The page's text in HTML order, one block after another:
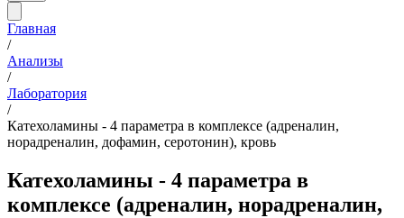
Главная
/
Анализы
/
Лаборатория
/
Катехоламины - 4 параметра в комплексе (адреналин,
норадреналин, дофамин, серотонин), кровь
Катехоламины - 4 параметра в
комплексе (адреналин, норадреналин,